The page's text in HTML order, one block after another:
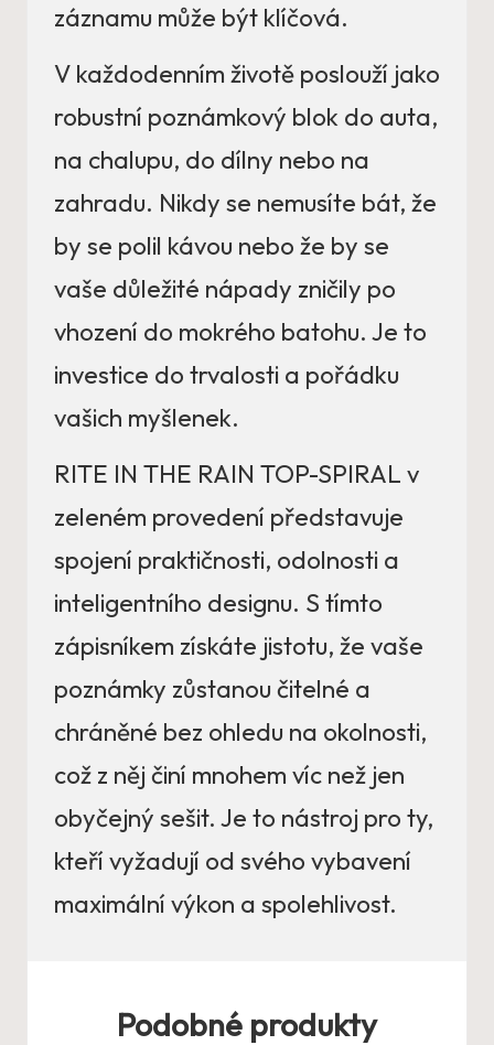
záznamu může být klíčová.
V každodenním životě poslouží jako
robustní poznámkový blok do auta,
na chalupu, do dílny nebo na
zahradu. Nikdy se nemusíte bát, že
by se polil kávou nebo že by se
vaše důležité nápady zničily po
vhození do mokrého batohu. Je to
investice do trvalosti a pořádku
vašich myšlenek.
RITE IN THE RAIN TOP-SPIRAL v
zeleném provedení představuje
spojení praktičnosti, odolnosti a
inteligentního designu. S tímto
zápisníkem získáte jistotu, že vaše
poznámky zůstanou čitelné a
chráněné bez ohledu na okolnosti,
což z něj činí mnohem víc než jen
obyčejný sešit. Je to nástroj pro ty,
kteří vyžadují od svého vybavení
maximální výkon a spolehlivost.
Podobné produkty